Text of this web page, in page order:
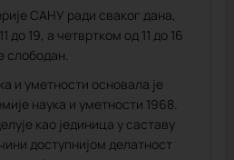
САНУ ради сваког дана,
19, а четвртком од 11 до 16
слободан.
и уметности основала је
наука и уметности 1968.
као јединица у саставу
доступнијом делатност